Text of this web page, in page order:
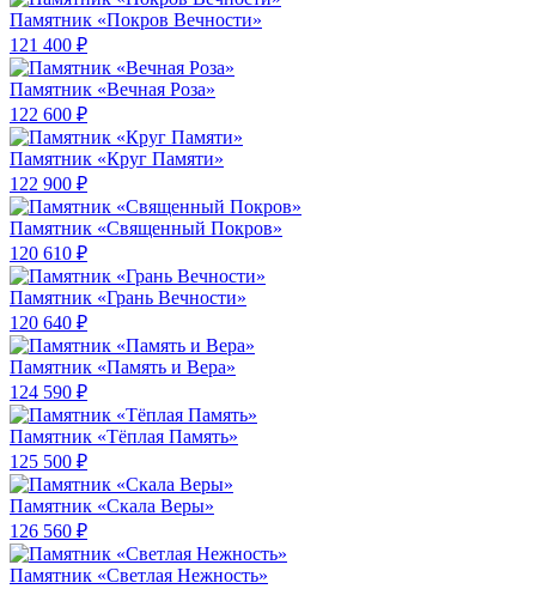
Памятник «Покров Вечности»
121 400 ₽
Памятник «Вечная Роза»
122 600 ₽
Памятник «Круг Памяти»
122 900 ₽
Памятник «Священный Покров»
120 610 ₽
Памятник «Грань Вечности»
120 640 ₽
Памятник «Память и Вера»
124 590 ₽
Памятник «Тёплая Память»
125 500 ₽
Памятник «Скала Веры»
126 560 ₽
Памятник «Светлая Нежность»